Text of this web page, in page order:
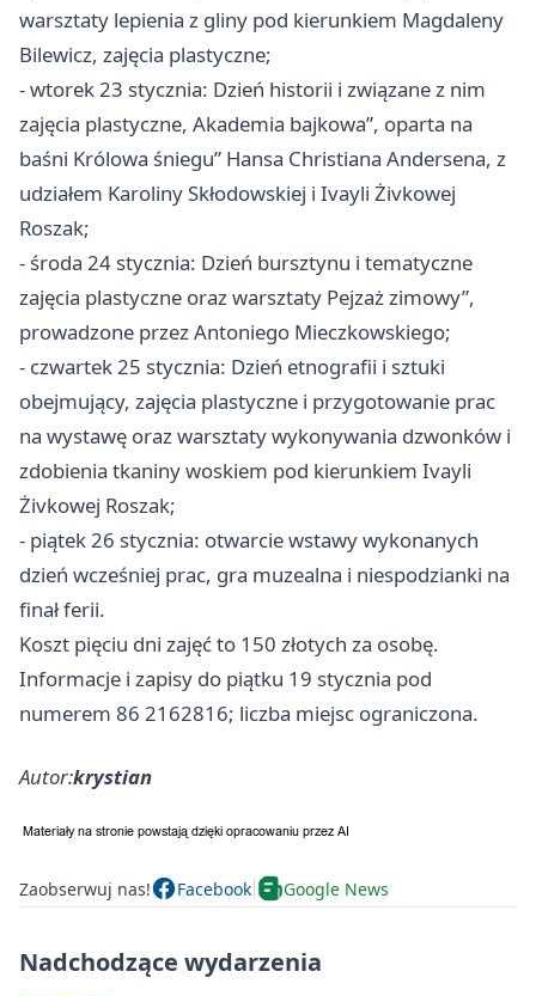
warsztaty lepienia z gliny pod kierunkiem Magdaleny
Bilewicz, zajęcia plastyczne;
- wtorek 23 stycznia: Dzień historii i związane z nim
zajęcia plastyczne, Akademia bajkowa”, oparta na
baśni Królowa śniegu” Hansa Christiana Andersena, z
udziałem Karoliny Skłodowskiej i Ivayli Żivkowej
Roszak;
- środa 24 stycznia: Dzień bursztynu i tematyczne
zajęcia plastyczne oraz warsztaty Pejzaż zimowy”,
prowadzone przez Antoniego Mieczkowskiego;
- czwartek 25 stycznia: Dzień etnografii i sztuki
obejmujący, zajęcia plastyczne i przygotowanie prac
na wystawę oraz warsztaty wykonywania dzwonków i
zdobienia tkaniny woskiem pod kierunkiem Ivayli
Żivkowej Roszak;
- piątek 26 stycznia: otwarcie wstawy wykonanych
dzień wcześniej prac, gra muzealna i niespodzianki na
finał ferii.
Koszt pięciu dni zajęć to 150 złotych za osobę.
Informacje i zapisy do piątku 19 stycznia pod
numerem 86 2162816; liczba miejsc ograniczona.
Autor:krystian
Zaobserwuj nas! Facebook Google News
Nadchodzące wydarzenia